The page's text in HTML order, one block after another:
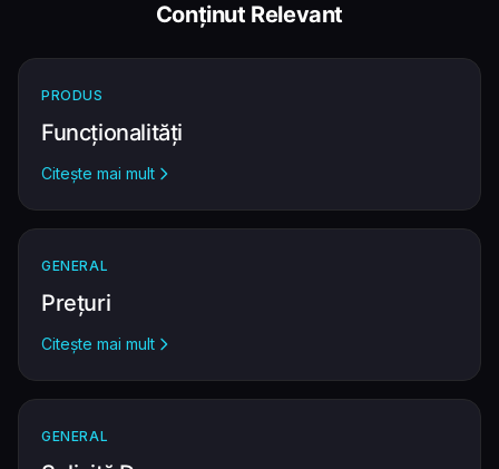
Conținut Relevant
PRODUS
Funcționalități
Citește mai mult
GENERAL
Prețuri
Citește mai mult
GENERAL